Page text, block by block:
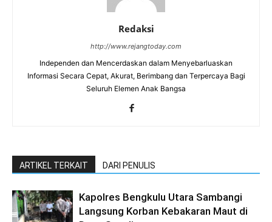
Redaksi
http://www.rejangtoday.com
Independen dan Mencerdaskan dalam Menyebarluaskan
Informasi Secara Cepat, Akurat, Berimbang dan Terpercaya Bagi
Seluruh Elemen Anak Bangsa
ARTIKEL TERKAIT DARI PENULIS
Kapolres Bengkulu Utara Sambangi
Langsung Korban Kebakaran Maut di